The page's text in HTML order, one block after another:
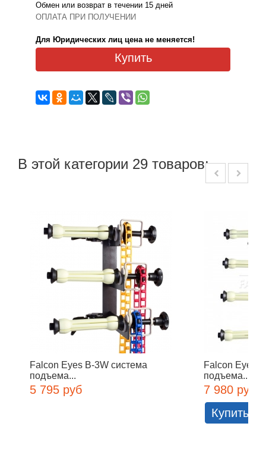
Обмен или возврат в течении 15 дней
ОПЛАТА ПРИ ПОЛУЧЕНИИ
Для Юридических лиц цена не меняется!
Купить
В этой категории 29 товаров:
Falcon Eyes B-3W система
подъема...
5 795 руб
Falcon Eyes
подъема...
7 980 руб
Купить